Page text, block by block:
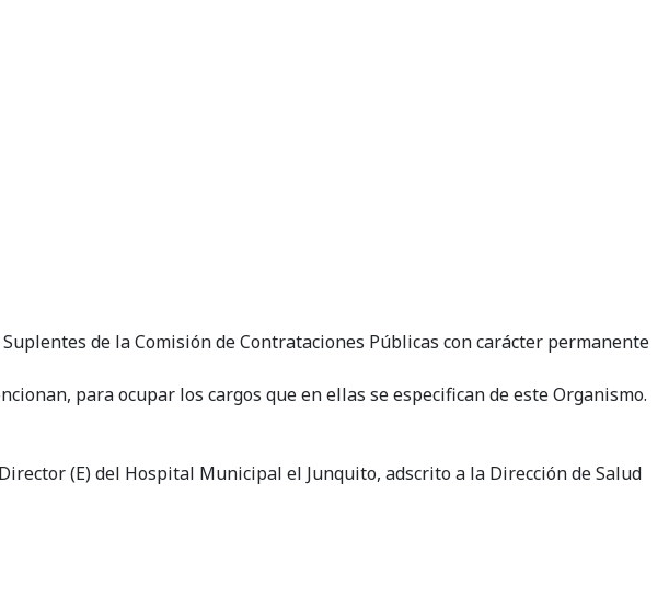
de la Comisión de Contrataciones Públicas con carácter permanente
para ocupar los cargos que en ellas se especifican de este Organismo.
(E) del Hospital Municipal el Junquito, adscrito a la Dirección de Salud